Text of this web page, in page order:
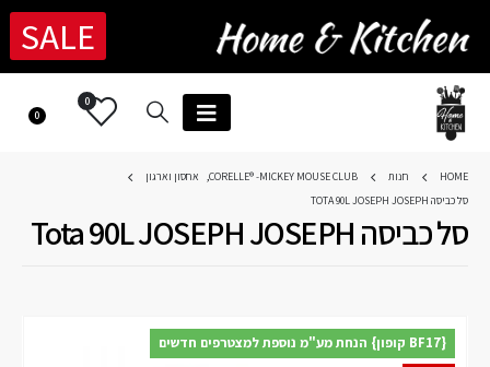
SALE
0
0
HOME חנות CORELLE® -MICKEY MOUSE CLUB
,
אחסון וארגון
סל כביסה TOTA 90L JOSEPH JOSEPH
סל כביסה Tota 90L JOSEPH JOSEPH
{BF17 קופון} הנחת מע"מ נוספת למצטרפים חדשים